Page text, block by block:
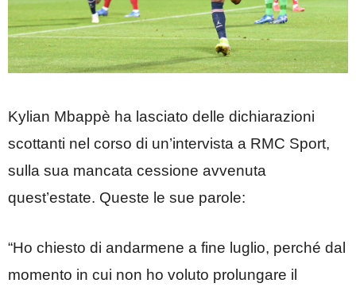
Kylian Mbappè ha lasciato delle dichiarazioni
scottanti nel corso di un’intervista a RMC Sport,
sulla sua mancata cessione avvenuta
quest’estate. Queste le sue parole:
“Ho chiesto di andarmene a fine luglio, perché dal
momento in cui non ho voluto prolungare il